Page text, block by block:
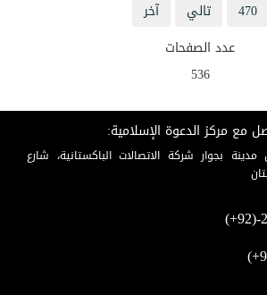
470
تالي
آخر
عدد الصفحات
536
مع مركز الدعوة الإسلامية:
بجوار شركة الاتصالات الباكستانية، شارع
(+92)-